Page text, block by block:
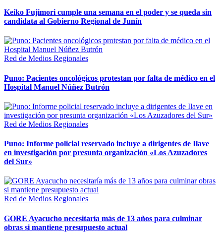
Keiko Fujimori cumple una semana en el poder y se queda sin
candidata al Gobierno Regional de Junín
Red de Medios Regionales
Puno: Pacientes oncológicos protestan por falta de médico en el
Hospital Manuel Núñez Butrón
Red de Medios Regionales
Puno: Informe policial reservado incluye a dirigentes de Ilave
en investigación por presunta organización «Los Azuzadores
del Sur»
Red de Medios Regionales
GORE Ayacucho necesitaría más de 13 años para culminar
obras si mantiene presupuesto actual